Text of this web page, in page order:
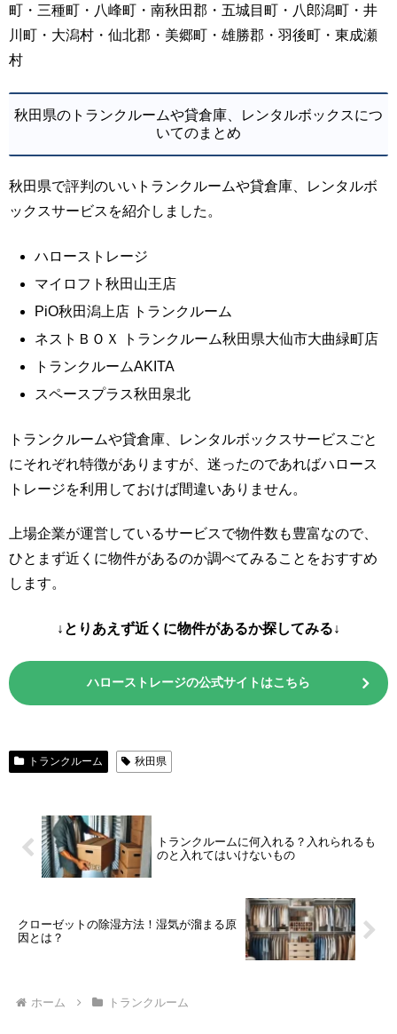
町・三種町・八峰町・南秋田郡・五城目町・八郎潟町・井
川町・大潟村・仙北郡・美郷町・雄勝郡・羽後町・東成瀬
村
秋田県のトランクルームや貸倉庫、レンタルボックスにつ
いてのまとめ
秋田県で評判のいいトランクルームや貸倉庫、レンタルボ
ックスサービスを紹介しました。
ハローストレージ
マイロフト秋田山王店
PiO秋田潟上店 トランクルーム
ネストＢＯＸ トランクルーム秋田県大仙市大曲緑町店
トランクルームAKITA
スペースプラス秋田泉北
トランクルームや貸倉庫、レンタルボックスサービスごと
にそれぞれ特徴がありますが、迷ったのであればハロース
トレージを利用しておけば間違いありません。
上場企業が運営しているサービスで物件数も豊富なので、
ひとまず近くに物件があるのか調べてみることをおすすめ
します。
↓とりあえず近くに物件があるか探してみる↓
ハローストレージの公式サイトはこちら
トランクルーム 秋田県
トランクルームに何入れる？入れられるも
のと入れてはいけないもの
クローゼットの除湿方法！湿気が溜まる原
因とは？
ホーム トランクルーム